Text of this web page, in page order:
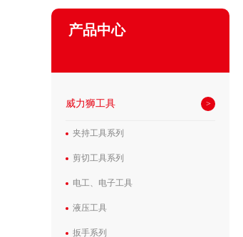
产品中心
威力狮工具
夹持工具系列
剪切工具系列
电工、电子工具
液压工具
扳手系列